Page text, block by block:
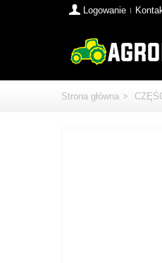
Logowanie
Strona główna >